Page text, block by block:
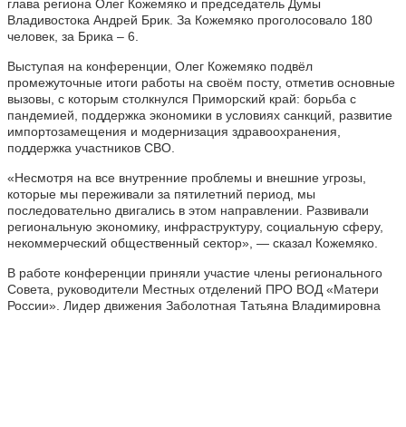
глава региона Олег Кожемяко и председатель Думы
Владивостока Андрей Брик. За Кожемяко проголосовало 180
человек, за Брика – 6.
Выступая на конференции, Олег Кожемяко подвёл
промежуточные итоги работы на своём посту, отметив основные
вызовы, с которым столкнулся Приморский край: борьба с
пандемией, поддержка экономики в условиях санкций, развитие
импортозамещения и модернизация здравоохранения,
поддержка участников СВО.
«Несмотря на все внутренние проблемы и внешние угрозы,
которые мы переживали за пятилетний период, мы
последовательно двигались в этом направлении. Развивали
региональную экономику, инфраструктуру, социальную сферу,
некоммерческий общественный сектор», — сказал Кожемяко.
В работе конференции приняли участие члены регионального
Совета, руководители Местных отделений ПРО ВОД «Матери
России». Лидер движения Заболотная Татьяна Владимировна